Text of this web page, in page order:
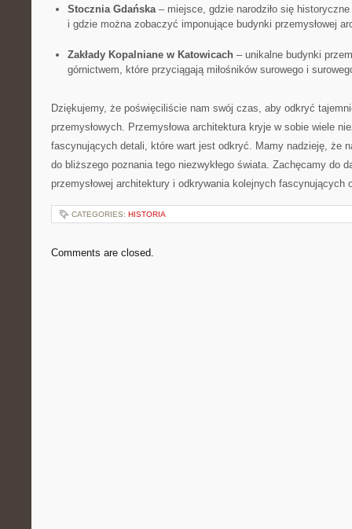
Stocznia Gdańska– miejsce, gdzie narodziło się historyczne
i gdzie można zobaczyć imponujące budynki przemysłowej
Zakłady Kopalniane w Katowicach– ⁤unikalne budynki
‍górnictwem, które przyciągają miłośników surowego i
Dziękujemy, że poświęciliście nam swój czas,‍ aby odkryć
przemysłowych. Przemysłowa architektura ‍kryje w⁢ sobie wiele
fascynujących detali, ‌które wart ​jest odkryć. Mamy ‍nadzieję, że
do bliższego poznania ‍tego niezwykłego ⁤świata. Zachęcamy ‌do
przemysłowej architektury ⁣i odkrywania⁤ kolejnych fascynujących
CATEGORIES: HISTORIA
Comments are closed.